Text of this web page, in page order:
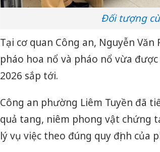
Đối tượng
Tại cơ quan Công an, Nguyễn
pháo hoa nổ và pháo nổ vừa
2026 sắp tới.
Công an phường Liêm Tuyền đã
quả tang, niêm phong vật chứng
lý vụ việc theo đúng quy định của